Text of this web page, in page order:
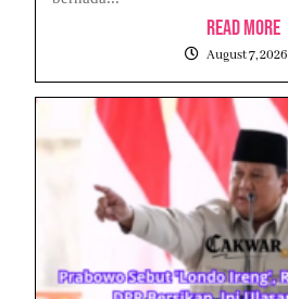
Read More
August 7, 2026